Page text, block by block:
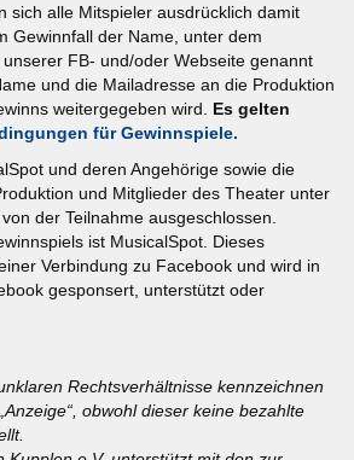
sich alle Mitspieler ausdrücklich damit
Gewinnfall der Name, unter dem
FB- und/oder Webseite genannt
und die Mailadresse an die Produktion
weitergegeben wird. Es gelten
für Gewinnspiele.
und deren Angehörige sowie die
und Mitglieder des Theater unter
der Teilnahme ausgeschlossen.
ist MusicalSpot. Dieses
Verbindung zu Facebook und wird in
gesponsert, unterstützt oder
Rechtsverhältnisse kennzeichnen
obwohl dieser keine bezahlte